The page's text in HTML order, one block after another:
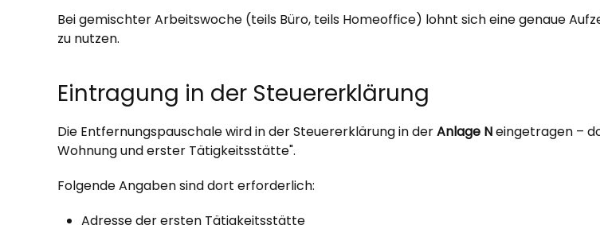
Bei gemischter Arbeitswoche (teils Büro, teils Homeoffice) lohnt sich eine genaue
zu nutzen.
Eintragung in der Steuererklärung
Die Entfernungspauschale wird in der Steuererklärung in derAnlage Neingetragen –
Wohnung und erster Tätigkeitsstätte".
Folgende Angaben sind dort erforderlich:
Adresse der ersten Tätigkeitsstätte